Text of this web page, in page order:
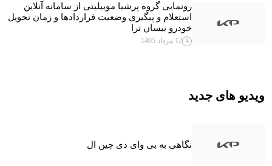
رونمایی گروه پرشیا موبیلیتی از سامانه آنلاین
استعلام و پیگیری وضعیت قراردادها و زمان تحویل
خودرو نیسان ترا
12 مرداد 1405
ویدیو های جدید
نگاهی به بی وای دی چین ال